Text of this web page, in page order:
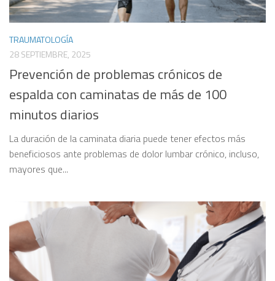
TRAUMATOLOGÍA
28 SEPTIEMBRE, 2025
Prevención de problemas crónicos de
espalda con caminatas de más de 100
minutos diarios
La duración de la caminata diaria puede tener efectos más
beneficiosos ante problemas de dolor lumbar crónico, incluso,
mayores que...